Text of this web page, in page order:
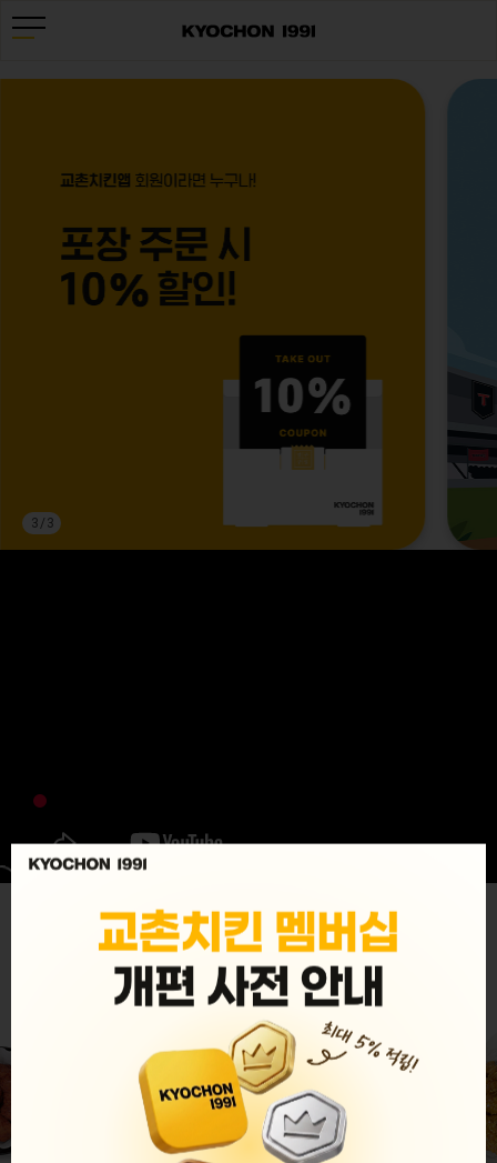
3/ 3
MENU